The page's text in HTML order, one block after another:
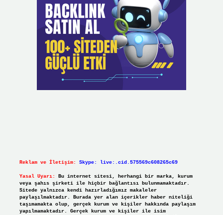
Reklam ve İletişim: Skype: live:.cid.575569c608265c69
Yasal Uyarı:
Bu internet sitesi, herhangi bir marka, kurum
veya şahıs şirketi ile hiçbir bağlantısı bulunmamaktadır.
Sitede yalnızca kendi hazırladığımız makaleler
paylaşılmaktadır. Burada yer alan içerikler haber niteliği
taşımamakta olup, gerçek kurum ve kişiler hakkında paylaşım
yapılmamaktadır. Gerçek kurum ve kişiler ile isim